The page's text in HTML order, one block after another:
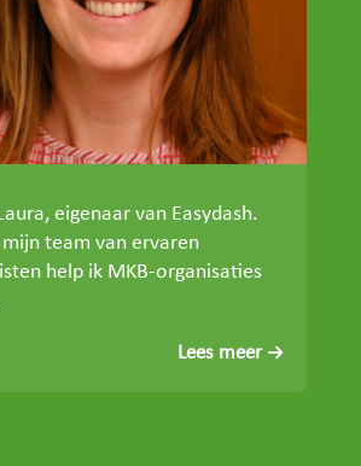
eigenaar van Easydash.
team van ervaren
help ik MKB-organisaties
Lees meer